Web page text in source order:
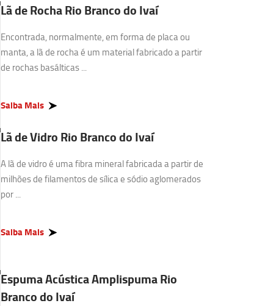
Lã de Rocha Rio Branco do Ivaí
Encontrada, normalmente, em forma de placa ou
manta, a lã de rocha é um material fabricado a partir
de rochas basálticas ...
Saiba Mais
Lã de Vidro Rio Branco do Ivaí
A lã de vidro é uma fibra mineral fabricada a partir de
milhões de filamentos de sílica e sódio aglomerados
por ...
Saiba Mais
Espuma Acústica Amplispuma Rio
Branco do Ivaí